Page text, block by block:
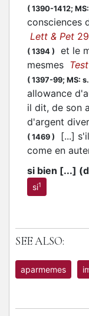
( 1390-1412;
consciences
Lett & Pet
( 1394 )
et le
mesmes
( 1397-99; MS:
allowance
il dit, de son
d'argent
( 1469 )
[...]
come en
si bien [...]
si1
SEE ALSO:
aparmemes